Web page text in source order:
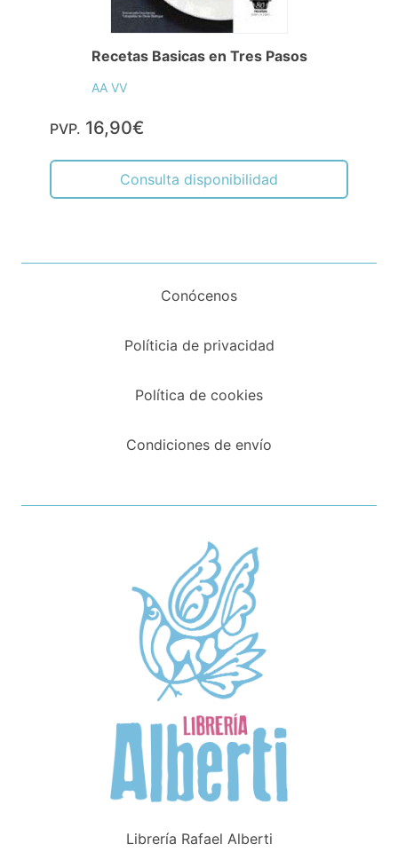
Recetas Basicas en Tres Pasos
AA VV
PVP. 16,90€
Consulta disponibilidad
Conócenos
Políticia de privacidad
Política de cookies
Condiciones de envío
Librería Rafael Alberti